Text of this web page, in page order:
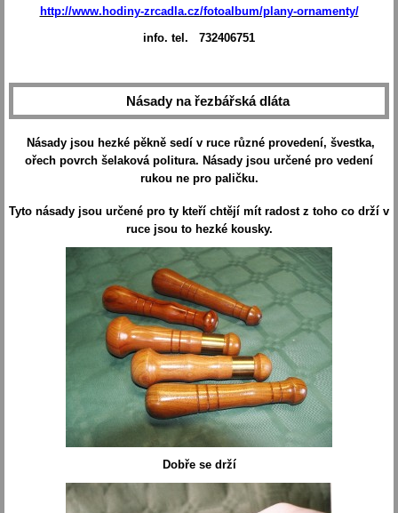
http://www.hodiny-zrcadla.cz/fotoalbum/plany-ornamenty/
info. tel. 732406751
Násady na řezbářská dláta
Násady jsou hezké pěkně sedí v ruce různé provedení, švestka,
ořech povrch šelaková politura. Násady jsou určené pro vedení
rukou ne pro paličku.
Tyto násady jsou určené pro ty kteří chtějí mít radost z toho co drží v
ruce jsou to hezké kousky.
Dobře se drží